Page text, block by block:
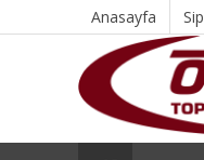
Anasayfa